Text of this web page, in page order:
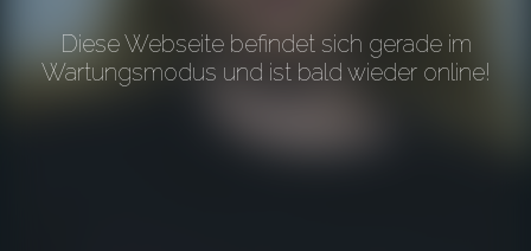
Diese Webseite befindet sich gerade im
Wartungsmodus und ist bald wieder online!